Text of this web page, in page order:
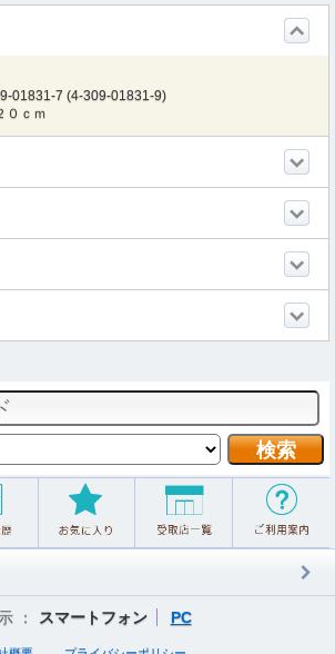
01831-7 (4-309-01831-9)
０ｃｍ
： スマートフォン PC